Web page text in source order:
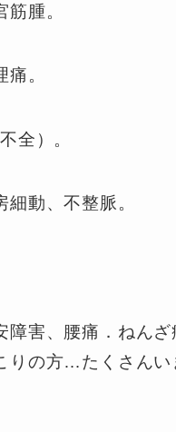
筋腫。
。
全）。
細動、不整脈。
障害、腰痛．ねんざ
りの方…たくさんい